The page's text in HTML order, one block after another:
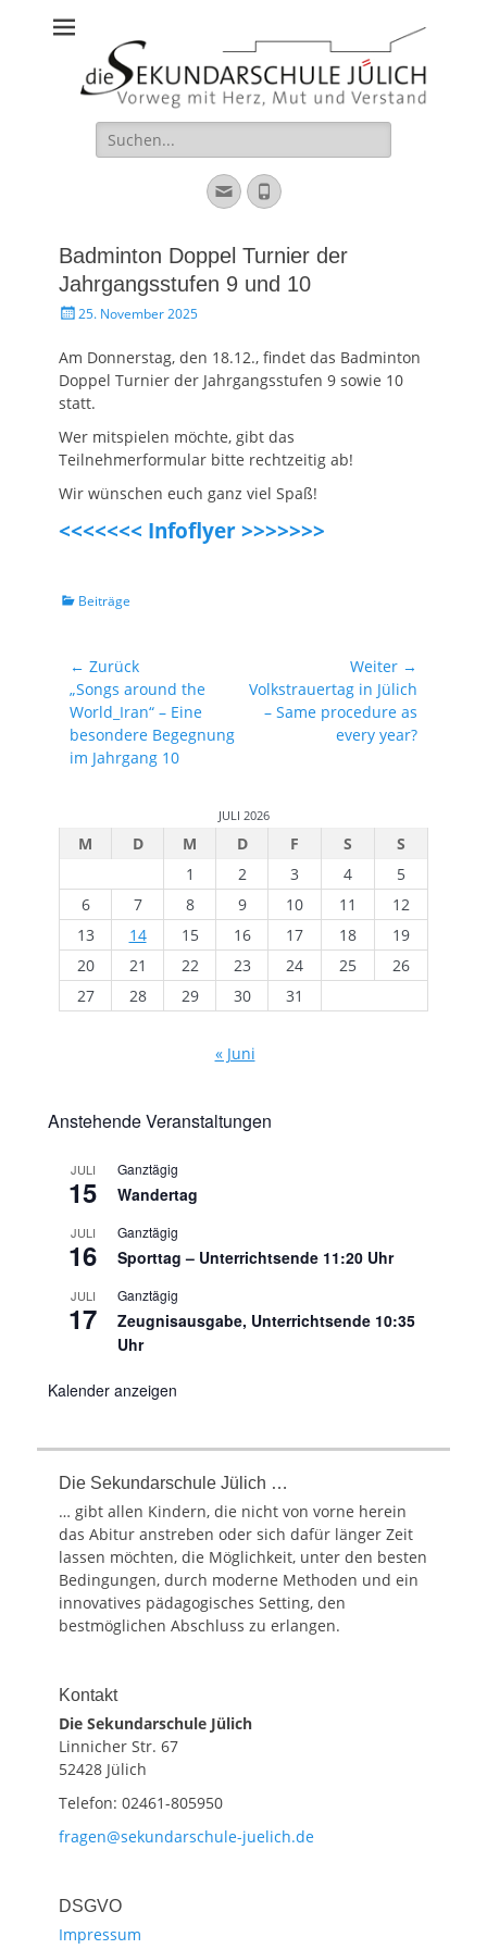
Sekundarschule
Jülich
Vorweg mit Herz, Mut und Verstand
Suche
für:
EmailPhone
Badminton Doppel Turnier der
Jahrgangsstufen 9 und 10
Gepostet
25. November 2025
Am Donnerstag, den 18.12., findet das Badminton
Doppel Turnier der Jahrgangsstufen 9 sowie 10
statt.
Wer mitspielen möchte, gibt das
Teilnehmerformular bitte rechtzeitig ab!
Wir wünschen euch ganz viel Spaß!
<<<<<<< Infoflyer >>>>>>>
Kategorien
Beiträge
Beitragsnavigation
← Zurück
Vorhergehender
Beitrag:
„Songs around the
World_Iran“ – Eine
besondere Begegnung
im Jahrgang 10
Weiter →
Nächster
Beitrag:
Volkstrauertag in Jülich
– Same procedure as
every year?
JULI 2026
M D M D F S
S
1
2 3 4
5
6
7 8 9 10 11
12
13
14 15 16 17 18
19
20
21 22 23 24 25
26
27
28 29 30 31
« Juni
Anstehende Veranstaltungen
JULI
15
Ganztägig
Wandertag
JULI
16
Ganztägig
Sporttag – Unterrichtsende 11:20 Uhr
JULI
17
Ganztägig
Zeugnisausgabe, Unterrichtsende 10:35
Uhr
Kalender anzeigen
Die Sekundarschule Jülich …
… gibt allen Kindern, die nicht von vorne herein
das Abitur anstreben oder sich dafür länger Zeit
lassen möchten, die Möglichkeit, unter den besten
Bedingungen, durch moderne Methoden und ein
innovatives pädagogisches Setting, den
bestmöglichen Abschluss zu erlangen.
Kontakt
Die Sekundarschule Jülich
Linnicher Str. 67
52428 Jülich
Telefon: 02461-805950
fragen@sekundarschule-juelich.de
DSGVO
Impressum